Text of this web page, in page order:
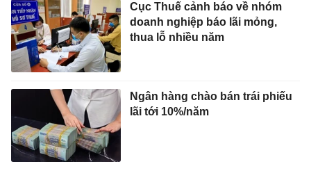
Cục Thuế cảnh báo về nhóm
doanh nghiệp báo lãi mỏng,
thua lỗ nhiều năm
Ngân hàng chào bán trái phiếu
lãi tới 10%/năm